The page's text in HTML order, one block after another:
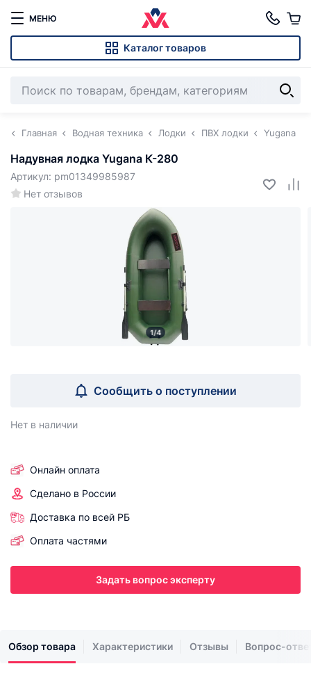
МЕНЮ
Каталог товаров
Главная Водная техника Лодки ПВХ лодки Yugana
Надувная лодка Yugana К-280
Нет отзывов
Артикул: pm01349985987
1/4
Сообщить о поступлении
Нет в наличии
Онлайн оплата
Сделано в России
Доставка по всей РБ
Оплата частями
Задать вопрос эксперту
Обзор товара Характеристики Отзывы Вопрос-